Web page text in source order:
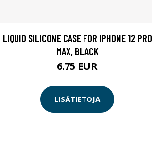
LIQUID SILICONE CASE FOR IPHONE 12 PRO
MAX, BLACK
6.75 EUR
LISÄTIETOJA